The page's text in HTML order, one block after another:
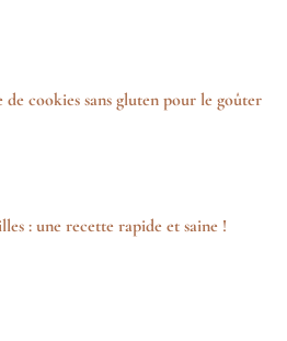
de cookies sans gluten pour le goûter
: une recette rapide et saine !